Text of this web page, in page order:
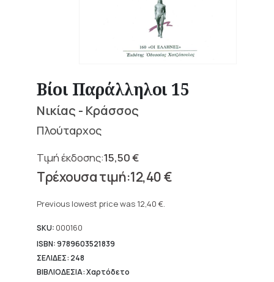
Βίοι Παράλληλοι 15
Νικίας - Κράσσος
Πλούταρχος
15,50€
Original
price
15,50 €.
12,40€
price
12,40 €.
Previous lowest price was 12,40 €.
SKU: 000160
ISBN: 9789603521839
ΣΕΛΙΔΕΣ: 248
ΒΙΒΛΙΟΔΕΣΙΑ: Χαρτόδετο